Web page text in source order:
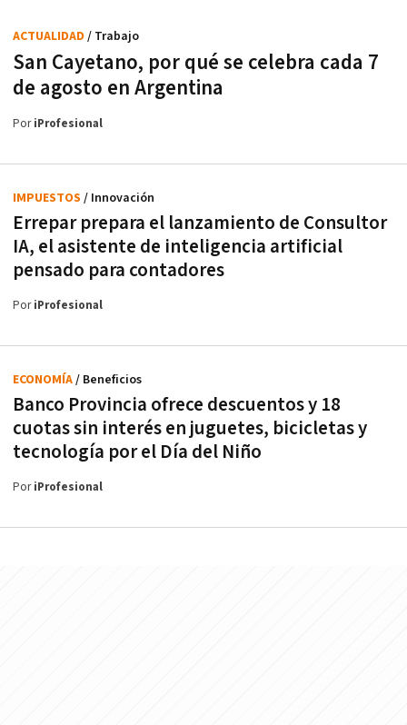
San Cayetano, por qué se celebra cada 7
de agosto en Argentina
ACTUALIDAD / Trabajo
PoriProfesional
Errepar prepara el lanzamiento de Consultor
IA, el asistente de inteligencia artificial
pensado para contadores
IMPUESTOS / Innovación
PoriProfesional
Banco Provincia ofrece descuentos y 18
cuotas sin interés en juguetes, bicicletas y
tecnología por el Día del Niño
ECONOMÍA/ Beneficios
PoriProfesional